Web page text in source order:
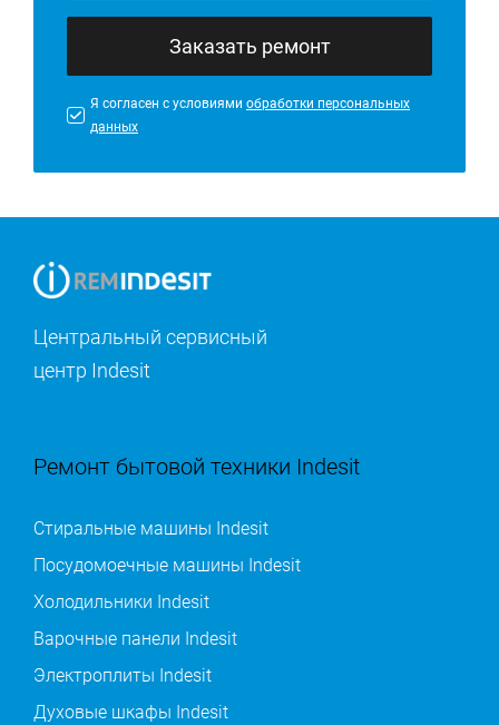
Заказать ремонт
Я согласен с условиями обработки персональных
данных
Центральный сервисный
центр Indesit
Ремонт бытовой техники Indesit
Стиральные машины Indesit
Посудомоечные машины Indesit
Холодильники Indesit
Варочные панели Indesit
Электроплиты Indesit
Духовые шкафы Indesit